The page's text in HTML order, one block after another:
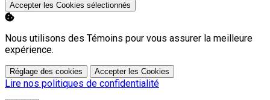
Accepter les Cookies sélectionnés
Nous utilisons des Témoins pour vous assurer la meilleure
expérience.
Réglage des cookies Accepter les Cookies
Lire nos politiques de confidentialité